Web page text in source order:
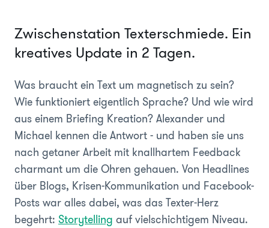
Zwischenstation Texterschmiede. Ein
kreatives Update in 2 Tagen.
Was braucht ein Text um magnetisch zu sein?
Wie funktioniert eigentlich Sprache? Und wie wird
aus einem Briefing Kreation? Alexander und
Michael kennen die Antwort - und haben sie uns
nach getaner Arbeit mit knallhartem Feedback
charmant um die Ohren gehauen. Von Headlines
über Blogs, Krisen-Kommunikation und Facebook-
Posts war alles dabei, was das Texter-Herz
begehrt: Storytelling auf vielschichtigem Niveau.